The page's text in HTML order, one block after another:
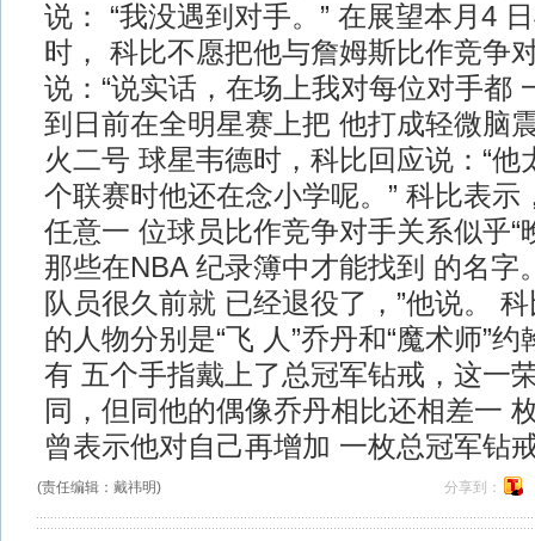
说： “我没遇到对手。” 在展望本月4
时， 科比不愿把他与詹姆斯比作竞争
说：“说实话，在场上我对每位对手都
到日前在全明星赛上把 他打成轻微脑
火二号 球星韦德时，科比回应说：“他
个联赛时他还在念小学呢。” 科比表示
任意一 位球员比作竞争对手关系似乎“
那些在NBA 纪录簿中才能找到 的名字
队员很久前就 已经退役了，”他说。
的人物分别是“飞 人”乔丹和“魔术师”
有 五个手指戴上了总冠军钻戒，这一
同，但同他的偶像乔丹相比还相差一
曾表示他对自己再增加 一枚总冠军钻
(责任编辑：戴祎明) 分享到：